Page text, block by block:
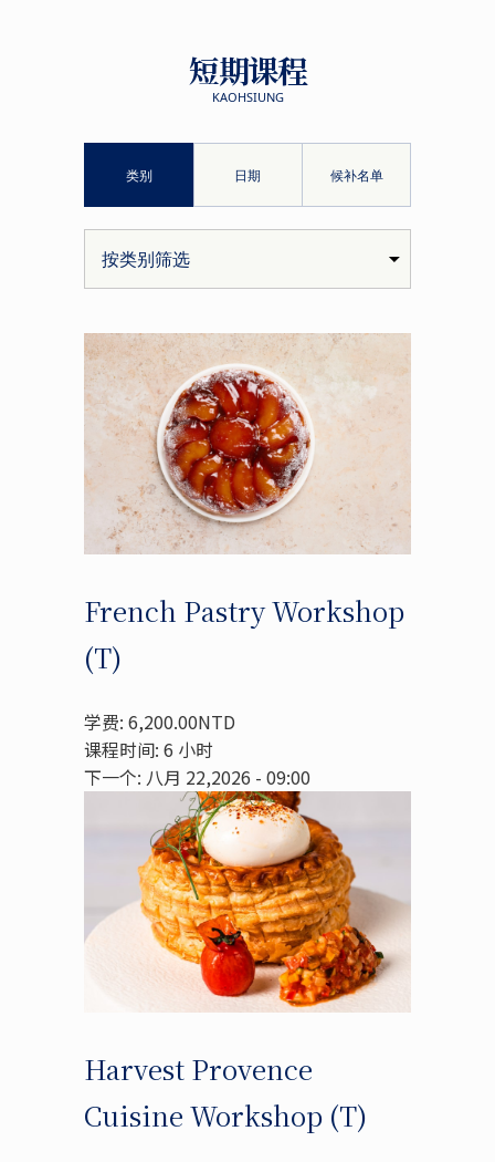
短期课程
KAOHSIUNG
类别 日期 候补名单
French Pastry Workshop
(T)
学费: 6,200.00NTD
课程时间: 6 小时
下一个: 八月 22,2026 - 09:00
Harvest Provence
Cuisine Workshop (T)